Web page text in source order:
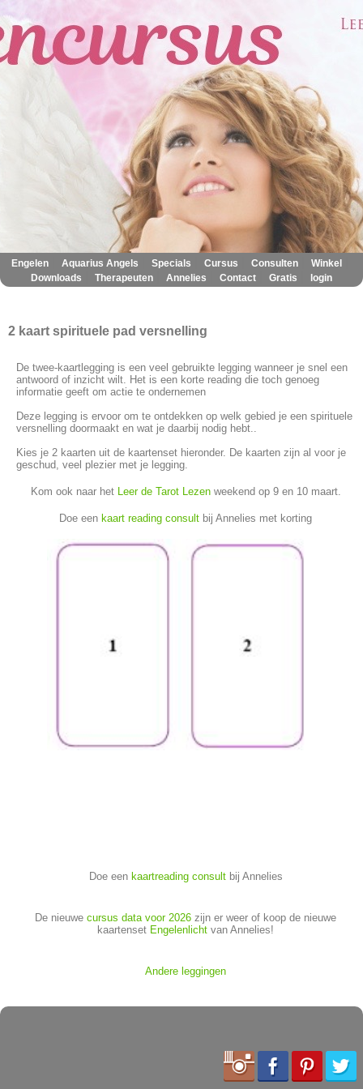
Engelen Aquarius Angels Specials Cursus Consulten Winkel
Downloads Therapeuten Annelies Contact Gratis login
2 kaart spirituele pad versnelling
De twee-kaartlegging is een veel gebruikte legging wanneer je snel een
antwoord of inzicht wilt. Het is een korte reading die toch genoeg
informatie geeft om actie te ondernemen
Deze legging is ervoor om te ontdekken op welk gebied je een spirituele
versnelling doormaakt en wat je daarbij nodig hebt..
Kies je 2 kaarten uit de kaartenset hieronder. De kaarten zijn al voor je
geschud, veel plezier met je legging.
Kom ook naar het Leer de Tarot Lezenweekend op 9 en 10 maart.
Doe een kaart reading consult bij Annelies met korting
Doe een kaartreading consultbij Annelies
De nieuwe cursus data voor 2026 zijn er weer of koop de nieuwe
kaartenset Engelenlicht van Annelies!
Andere leggingen